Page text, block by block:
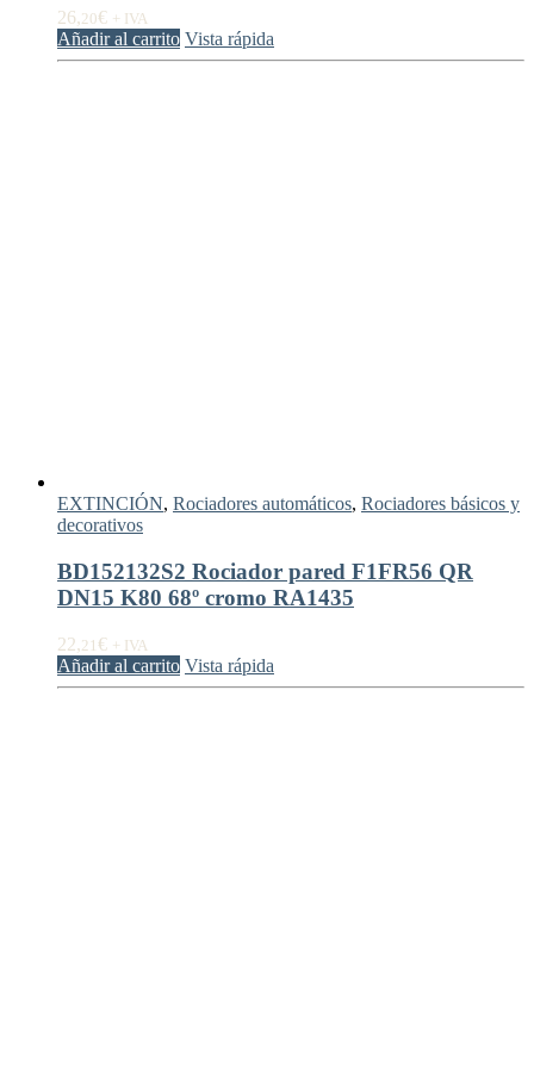
26,20€ + IVA
Añadir al carrito Vista rápida
EXTINCIÓN, Rociadores automáticos, Rociadores básicos y
decorativos
BD152132S2 Rociador pared F1FR56 QR
DN15 K80 68º cromo RA1435
22,21 € + IVA
Añadir al carrito Vista rápida